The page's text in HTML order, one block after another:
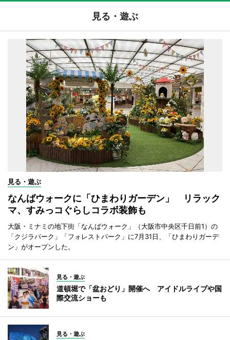
見る・遊ぶ
見る・遊ぶ
なんばウォークに「ひまわりガーデン」 リラック
マ、すみっコぐらしコラボ装飾も
大阪・ミナミの地下街「なんばウォーク」（大阪市中央区千日前1）の
「クジラパーク」「フォレストパーク」に7月31日、「ひまわりガーデ
ン」がオープンした。
見る・遊ぶ
道頓堀で「盆おどり」開催へ アイドルライブや国
際交流ショーも
見る・遊ぶ